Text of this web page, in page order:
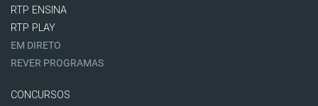
RTP ENSINA
RTP PLAY
EM DIRETO
REVER PROGRAMAS
CONCURSOS